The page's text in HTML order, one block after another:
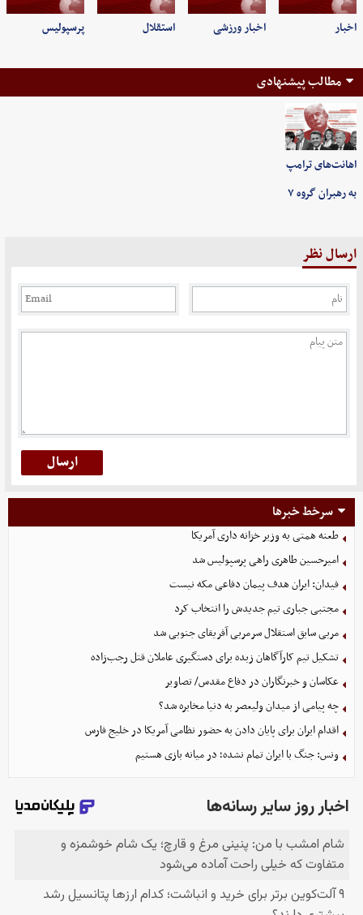
اخبار اخبار ورزشی استقلال پرسپولیس
مطالب پیشنهادی
اهانت‌های ترامپ
به رهبران گروه ۷
ارسال نظر
سرخط خبرها
طعنه همتی به وزیر خزانه داری آمریکا
امیرحسین طاهری راهی پرسپولیس شد
فیدان: ایران هدف پیمان دفاعی مکه نیست
مجتبی جباری تیم جدیدش را انتخاب کرد
مربی سابق استقلال سرمربی آفریقای جنوبی شد
تشکیل تیم کارآگاهان زبده برای دستگیری عاملان قتل رجب‌زاده
عکاسان و خبرنگاران در دفاع مقدس/ تصاویر
چه پیامی از میدان ولیعصر به دنیا مخابره شد؟
اقدام ایران برای پایان دادن به حضور نظامی آمریکا در خلیج فارس
ونس: جنگ با ایران تمام نشده؛ در میانه بازی هستیم